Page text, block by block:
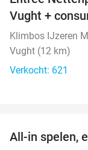
Vught +
Klimbos IJzeren
Vught (12 km)
Verkocht: 621
All-in spelen,